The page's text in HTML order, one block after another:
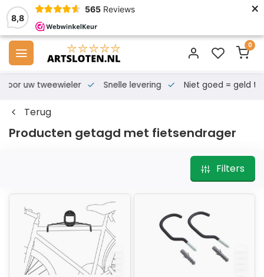
8,8
565 Reviews ×
0
voor uw tweewieler Snelle levering Niet goed = geld
Terug
Producten getagd met fietsendrager
Filters